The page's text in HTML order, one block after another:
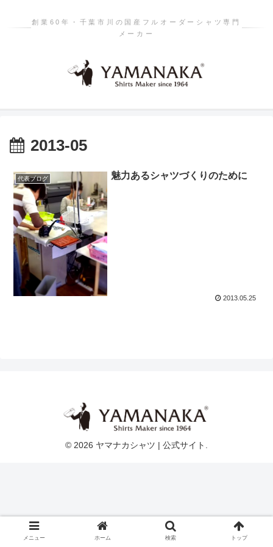
創業60年・千葉市川の国産フルオーダーシャツ専門
メーカー
2013-05
代表ブログ 魅力あるシャツづくりのために
2013.05.25
© 2026 ヤマナカシャツ | 公式サイト.
メニュー ホーム 検索 トップ